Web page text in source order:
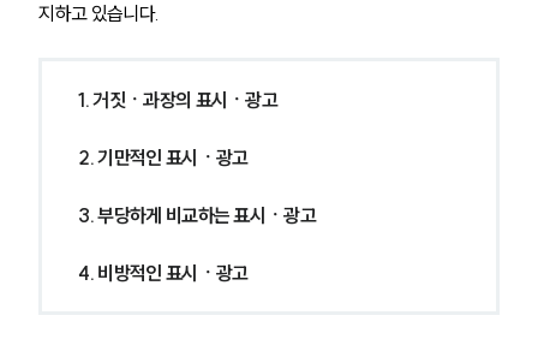
지하고 있습니다.
1. 거짓ㆍ과장의 표시ㆍ광고
2. 기만적인 표시ㆍ광고
3. 부당하게 비교하는 표시ㆍ광고
4. 비방적인 표시ㆍ광고